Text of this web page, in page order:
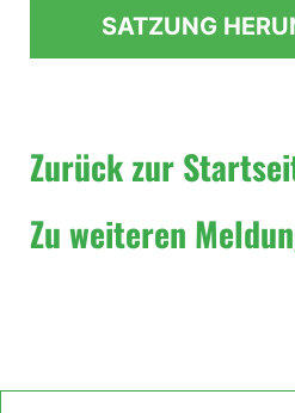
SATZUNG
Zurück zur
Zu weiteren